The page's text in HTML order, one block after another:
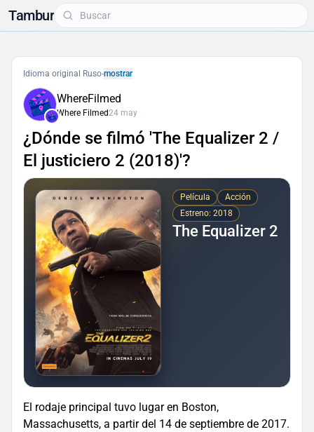
Tambur
Idioma original Ruso-mostrar
WhereFilmed
Where Filmed24 may
¿Dónde se filmó 'The Equalizer 2 /
El justiciero 2 (2018)'?
Película
Acción
Estreno: 2018
The Equalizer 2
El rodaje principal tuvo lugar en Boston,
Massachusetts, a partir del 14 de septiembre de 2017.